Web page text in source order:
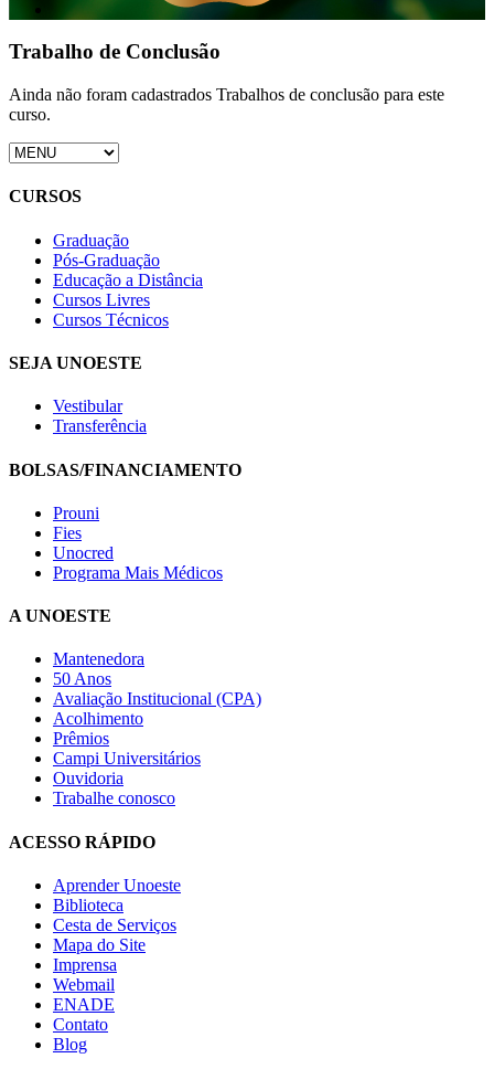
Trabalho de Conclusão
Ainda não foram cadastrados Trabalhos de conclusão para este
curso.
CURSOS
Graduação
Pós-Graduação
Educação a Distância
Cursos Livres
Cursos Técnicos
SEJA UNOESTE
Vestibular
Transferência
BOLSAS/FINANCIAMENTO
Prouni
Fies
Unocred
Programa Mais Médicos
A UNOESTE
Mantenedora
50 Anos
Avaliação Institucional (CPA)
Acolhimento
Prêmios
Campi Universitários
Ouvidoria
Trabalhe conosco
ACESSO RÁPIDO
Aprender Unoeste
Biblioteca
Cesta de Serviços
Mapa do Site
Imprensa
Webmail
ENADE
Contato
Blog